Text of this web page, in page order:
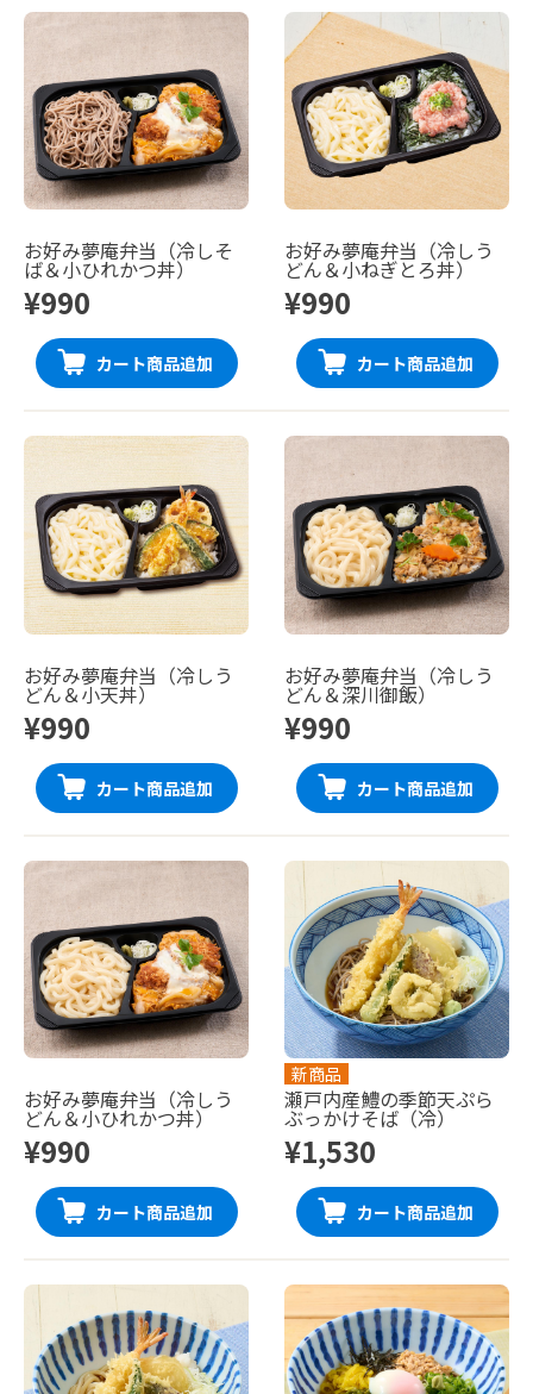
お好み夢庵弁当（冷しそ
ば＆小ひれかつ丼）
¥990
カート商品追加
お好み夢庵弁当（冷しう
どん＆小ねぎとろ丼）
¥990
カート商品追加
お好み夢庵弁当（冷しう
どん＆小天丼）
¥990
カート商品追加
お好み夢庵弁当（冷しう
どん＆深川御飯）
¥990
カート商品追加
お好み夢庵弁当（冷しう
どん＆小ひれかつ丼）
¥990
カート商品追加
新商品
瀬戸内産鱧の季節天ぷら
ぶっかけそば（冷）
¥1,530
カート商品追加